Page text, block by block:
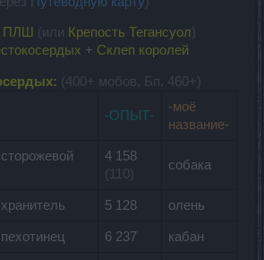
ПЛШ (или Крепость Тегансуол)
+ Склеп королей
: (400+ мобов, Бп. 460+)
-ОПЫТ-
-моё
название-
4 158
(110)
собака
5 128 олень
6 237 кабан